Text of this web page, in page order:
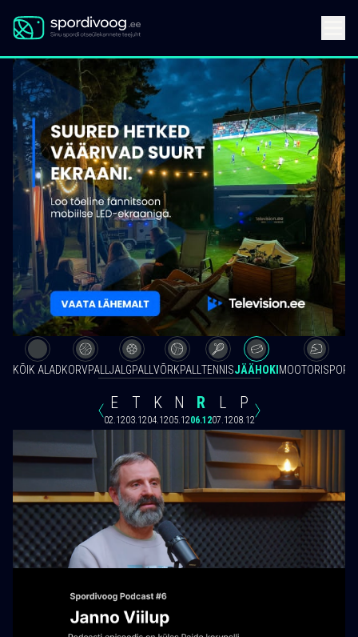
KÕIK ALADKORVPALL JALGPALL VÕRKPALL TENNISJÄÄHOKI MOOTORISPORT
E
02.12
T
03.12
K
04.12
N
05.12
R
06.12
L
07.12
P
08.12